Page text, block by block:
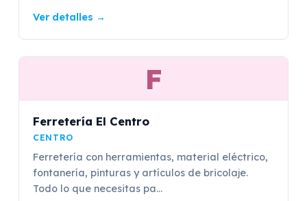
Ver detalles →
F
Ferretería El Centro
CENTRO
Ferretería con herramientas, material eléctrico,
fontanería, pinturas y artículos de bricolaje.
Todo lo que necesitas pa...